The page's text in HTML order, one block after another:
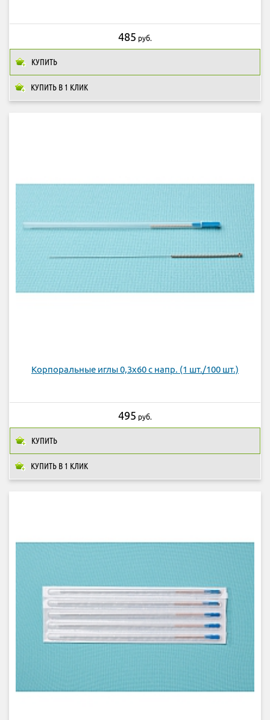
КУПИТЬ В 1 КЛИК
485 руб.
КУПИТЬ
Корпоральные иглы 0,3х60 с напр. (1 шт./100 шт.)
КУПИТЬ В 1 КЛИК
495 руб.
КУПИТЬ